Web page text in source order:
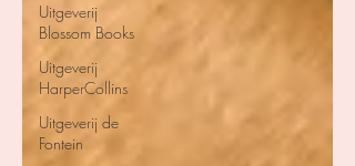
Uitgeverij
Blossom Books
Uitgeverij
HarperCollins
Uitgeverij de
Fontein